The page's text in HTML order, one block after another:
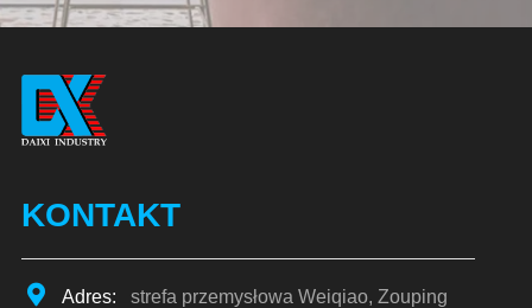
KONTAKT
Adres:
strefa przemysłowa Weiqiao, Zouping